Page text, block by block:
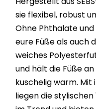
sie flexibel, robust
Ohne Phthalate
eure Füße als auch
weiches
und hält die Füße
kuschelig warm.
liegen die